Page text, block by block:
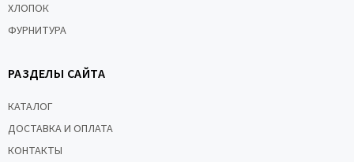
ХЛОПОК
ФУРНИТУРА
РАЗДЕЛЫ САЙТА
КАТАЛОГ
ДОСТАВКА И ОПЛАТА
КОНТАКТЫ